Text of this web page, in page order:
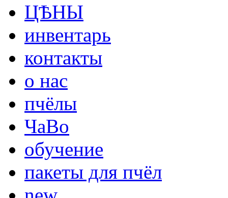
ЦѢНЫ
инвентарь
контакты
о нас
пчёлы
ЧаВо
обучение
пакеты для пчёл